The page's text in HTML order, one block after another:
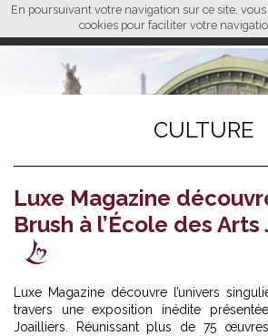
En poursuivant votre navigation sur ce site,
cookies pour faciliter votre
FR
L M
CULTURE
Luxe Magazine
Brush à l’École des
Luxe Magazine découvre l’univers
travers une exposition inédite
Joailliers. Réunissant plus de 75